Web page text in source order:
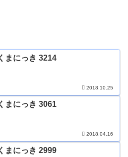
まにっき 3214
2018.10.25
まにっき 3061
2018.04.16
まにっき 2999